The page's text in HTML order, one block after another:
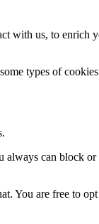
with us, to enrich
types of
can block
You are free to